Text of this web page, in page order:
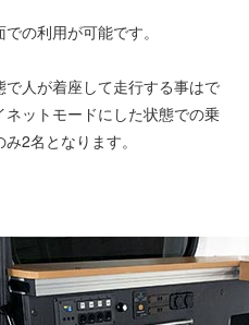
の利用が可能です。
人が着座して走行する事はで
ットモードにした状態での乗
2名となります。